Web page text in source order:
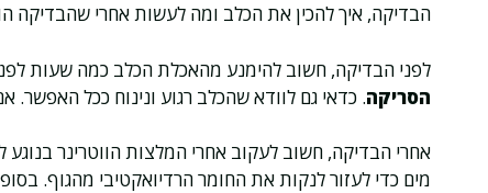
הבדיקה, איך להכין את הכלב ומה לעשות אחרי שהבדיקה
לפני הבדיקה, חשוב להימנע מהאכלת הכלב כמה שעות
הסריקה. כדאי גם לוודא שהכלב רגוע ונינוח ככל
אחרי הבדיקה, חשוב לעקוב אחרי המלצות הווטרינר
מים כדי לעזור לנקות את החומר הרדיואקטיבי מהגוף.